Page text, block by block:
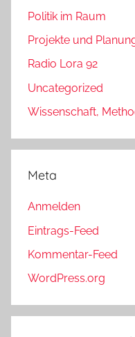
Politik im Raum
Projekte und
Radio Lora 92
Uncategorized
Wissenschaft,
Meta
Anmelden
Eintrags-Feed
Kommentar-Feed
WordPress.org